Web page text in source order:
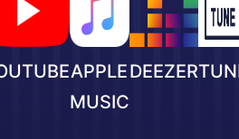
APPLE
MUSIC
DEEZER